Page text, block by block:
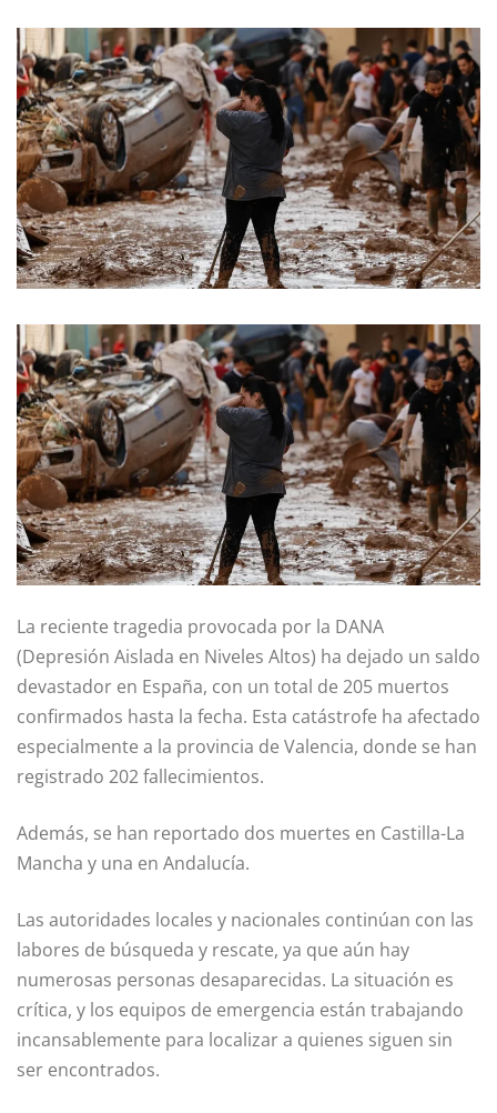
La reciente tragedia provocada por la DANA
(Depresión Aislada en Niveles Altos) ha dejado un saldo
devastador en España, con un total de 205 muertos
confirmados hasta la fecha. Esta catástrofe ha afectado
especialmente a la provincia de Valencia, donde se han
registrado 202 fallecimientos.
Además, se han reportado dos muertes en Castilla-La
Mancha y una en Andalucía.
Las autoridades locales y nacionales continúan con las
labores de búsqueda y rescate, ya que aún hay
numerosas personas desaparecidas. La situación es
crítica, y los equipos de emergencia están trabajando
incansablemente para localizar a quienes siguen sin
ser encontrados.